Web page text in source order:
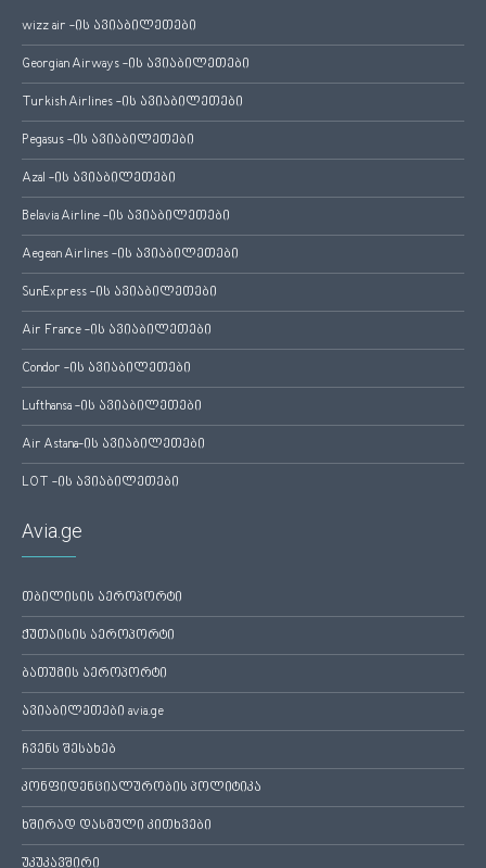
wizz air -ის ავიაბილეთები
Georgian Airways -ის ავიაბილეთები
Turkish Airlines -ის ავიაბილეთები
Pegasus -ის ავიაბილეთები
Azal -ის ავიაბილეთები
Belavia Airline -ის ავიაბილეთები
Aegean Airlines -ის ავიაბილეთები
SunExpress -ის ავიაბილეთები
Air France -ის ავიაბილეთები
Condor -ის ავიაბილეთები
Lufthansa -ის ავიაბილეთები
Air Astana-ის ავიაბილეთები
LOT -ის ავიაბილეთები
Avia.ge
თბილისის აეროპორტი
ქუთაისის აეროპორტი
ბათუმის აეროპორტი
ავიაბილეთები avia.ge
ჩვენს შესახებ
კონფიდენციალურობის პოლიტიკა
ხშირად დასმული კითხვები
უკუკავშირი